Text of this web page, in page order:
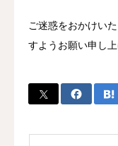
ご迷惑をおかけい
すようお願い申し上
院長紹介